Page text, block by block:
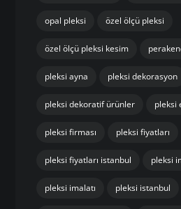
opal pleksi özel ölçü pleksi
özel ölçü pleksi kesim
pleksi ayna pleksi dekorasyon
pleksi dekoratif ürünler pleksi
pleksi firması pleksi fiyatları
pleksi fiyatları istanbul pleksi
pleksi imalatı pleksi istanbul